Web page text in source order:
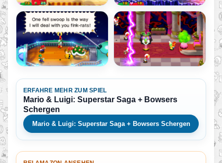
ERFAHRE MEHR ZUM SPIEL
Mario & Luigi: Superstar Saga + Bowsers
Schergen
Mario & Luigi: Superstar Saga + Bowsers Schergen